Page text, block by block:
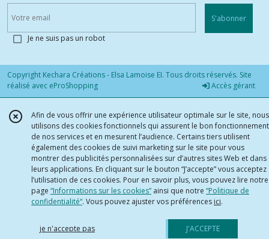
S'abonner
Je ne suis pas un robot
Copyright Kechara Créations - Elsa Lamoise EI. Tous droits réservés. Site
réalisé avec eProShopping Accès gérant
Afin de vous offrir une expérience utilisateur optimale sur le site, nous
utilisons des cookies fonctionnels qui assurent le bon fonctionnement
de nos services et en mesurent l’audience. Certains tiers utilisent
également des cookies de suivi marketing sur le site pour vous
montrer des publicités personnalisées sur d’autres sites Web et dans
leurs applications. En cliquant sur le bouton “J’accepte” vous acceptez
l’utilisation de ces cookies. Pour en savoir plus, vous pouvez lire notre
page “Informations sur les cookies” ainsi que notre “Politique de
confidentialité“. Vous pouvez ajuster vos préférences ici.
je n'accepte pas J'ACCEPTE